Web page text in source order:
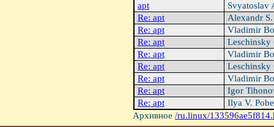
apt
Svyatoslav
Re: apt
Alexandr
Re: apt
Vladimir
Re: apt
Re: apt
Vladimir
Re: apt
Re: apt
Vladimir
Re: apt
Igor
Re: apt
Ilya V.
Архивное /ru.linux/